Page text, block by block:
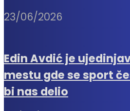
23/06/2026
Edin Avdić je
mestu gde se sport
bi nas delio